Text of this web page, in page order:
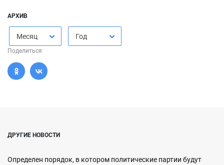
АРХИВ
Месяц Год
Поделиться
ДРУГИЕ НОВОСТИ
Определен порядок, в котором политические партии будут